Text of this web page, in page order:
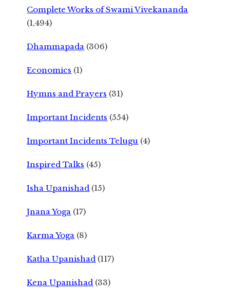
Complete Works of Swami Vivekananda
(1,494)
Dhammapada (306)
Economics (1)
Hymns and Prayers (31)
Important Incidents (554)
Important Incidents Telugu (4)
Inspired Talks (45)
Isha Upanishad (15)
Jnana Yoga (17)
Karma Yoga (8)
Katha Upanishad (117)
Kena Upanishad (33)